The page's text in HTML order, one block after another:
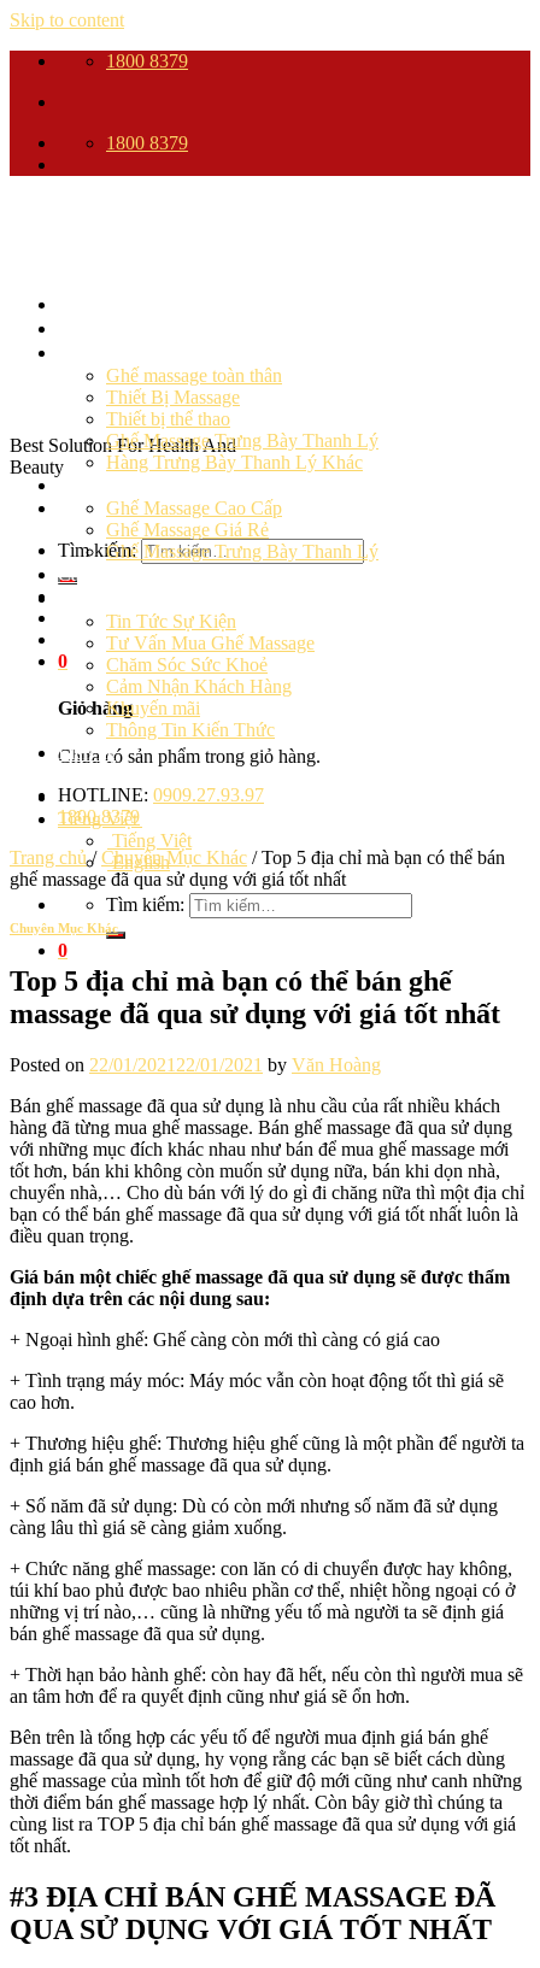
Skip to content
1800 8379
1800 8379
Best Solution For Health And
Beauty
Tìm kiếm:
0
Giỏ hàng
Chưa có sản phẩm trong giỏ hàng.
Tiếng Việt
Tiếng Việt
English
Tìm kiếm:
0
Ghế massage toàn thân
Thiết Bị Massage
Thiết bị thể thao
Ghế Massage Trưng Bày Thanh Lý
Hàng Trưng Bày Thanh Lý Khác
Ghế Massage Cao Cấp
Ghế Massage Giá Rẻ
Ghế Massage Trưng Bày Thanh Lý
Cảm Nhận Khách Hàng
Tin Tức Sự Kiện
Tư Vấn Mua Ghế Massage
Chăm Sóc Sức Khoẻ
Cảm Nhận Khách Hàng
Khuyến mãi
Thông Tin Kiến Thức
Liên hệ
HOTLINE: 0909.27.93.97
1800.8379
Trang chủ / Chuyên Mục Khác /Top 5 địa chỉ mà bạn có thể bán
ghế massage đã qua sử dụng với giá tốt nhất
Chuyên Mục Khác
Top 5 địa chỉ mà bạn có thể bán ghế
massage đã qua sử dụng với giá tốt nhất
Posted on 22/01/2021 22/01/2021 by Văn Hoàng
Bán ghế massage đã qua sử dụng là nhu cầu của rất nhiều khách
hàng đã từng mua ghế massage. Bán ghế massage đã qua sử dụng
với những mục đích khác nhau như bán để mua ghế massage mới
tốt hơn, bán khi không còn muốn sử dụng nữa, bán khi dọn nhà,
chuyển nhà,… Cho dù bán với lý do gì đi chăng nữa thì một địa chỉ
bạn có thể bán ghế massage đã qua sử dụng với giá tốt nhất luôn là
điều quan trọng.
Giá bán một chiếc ghế massage đã qua sử dụng sẽ được thẩm
định dựa trên các nội dung sau:
+ Ngoại hình ghế: Ghế càng còn mới thì càng có giá cao
+ Tình trạng máy móc: Máy móc vẫn còn hoạt động tốt thì giá sẽ
cao hơn.
+ Thương hiệu ghế: Thương hiệu ghế cũng là một phần để người ta
định giá bán ghế massage đã qua sử dụng.
+ Số năm đã sử dụng: Dù có còn mới nhưng số năm đã sử dụng
càng lâu thì giá sẽ càng giảm xuống.
+ Chức năng ghế massage: con lăn có di chuyển được hay không,
túi khí bao phủ được bao nhiêu phần cơ thể, nhiệt hồng ngoại có ở
những vị trí nào,… cũng là những yếu tố mà người ta sẽ định giá
bán ghế massage đã qua sử dụng.
+ Thời hạn bảo hành ghế: còn hay đã hết, nếu còn thì người mua sẽ
an tâm hơn để ra quyết định cũng như giá sẽ ổn hơn.
Bên trên là tổng hợp các yếu tố để người mua định giá bán ghế
massage đã qua sử dụng, hy vọng rằng các bạn sẽ biết cách dùng
ghế massage của mình tốt hơn để giữ độ mới cũng như canh những
thời điểm bán ghế massage hợp lý nhất. Còn bây giờ thì chúng ta
cùng list ra TOP 5 địa chỉ bán ghế massage đã qua sử dụng với giá
tốt nhất.
#3 ĐỊA CHỈ BÁN GHẾ MASSAGE ĐÃ
QUA SỬ DỤNG VỚI GIÁ TỐT NHẤT